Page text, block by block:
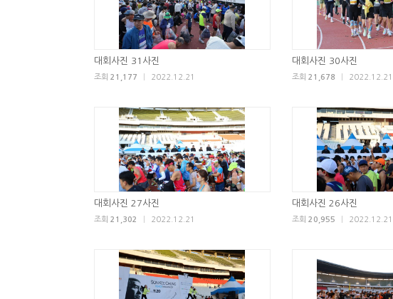
대회사진 31사진
조회 21,177 2022.12.21
대회사진 30사진
조회 21,678 2022.12.21
대회사진 27사진
조회 21,302 2022.12.21
대회사진 26사진
조회 20,955 2022.12.21